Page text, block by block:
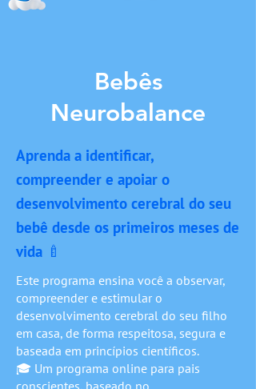
Bebês
Neurobalance
Aprenda a identificar,
compreender e apoiar o
desenvolvimento cerebral do seu
bebê desde os primeiros meses de
vida 🍼
Este programa ensina você a observar,
compreender e estimular o
desenvolvimento cerebral do seu filho
em casa, de forma respeitosa, segura e
baseada em princípios científicos.
🎓 Um programa online para pais
conscientes, baseado no